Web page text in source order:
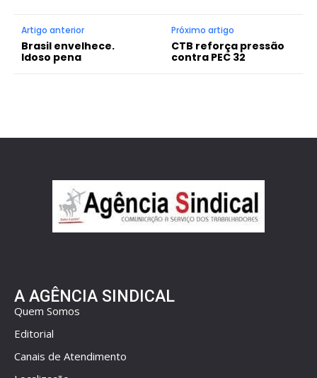
Artigo anterior
Brasil envelhece.
Idoso pena
Próximo artigo
CTB reforça pressão
contra PEC 32
A AGÊNCIA SINDICAL
Quem Somos
Editorial
Canais de Atendimento